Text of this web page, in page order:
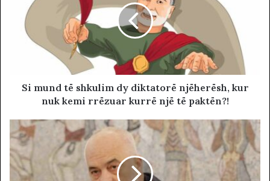
Si mund të shkulim dy diktatorë njëherësh, kur
nuk kemi rrëzuar kurrë një të paktën?!